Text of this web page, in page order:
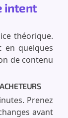
intent
théorique.
en quelques
de contenu
Prenez
avant